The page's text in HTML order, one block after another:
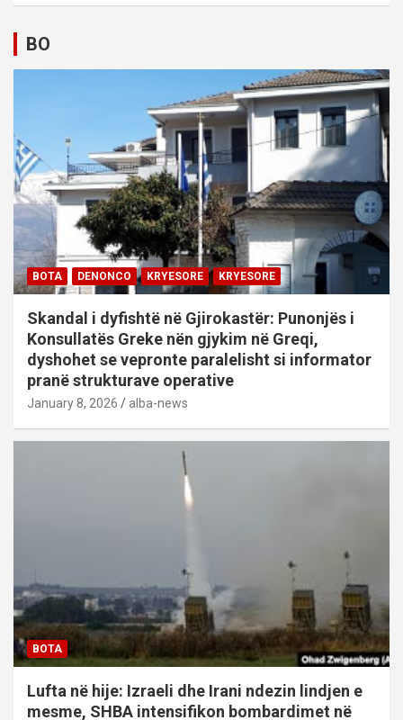
BO
BOTA DENONCO KRYESORE KRYESORE
Skandal i dyfishtë në Gjirokastër: Punonjës i
Konsullatës Greke nën gjykim në Greqi,
dyshohet se vepronte paralelisht si informator
pranë strukturave operative
January 8, 2026 alba-news
BOTA
Lufta në hije: Izraeli dhe Irani ndezin lindjen e
mesme, SHBA intensifikon bombardimet në